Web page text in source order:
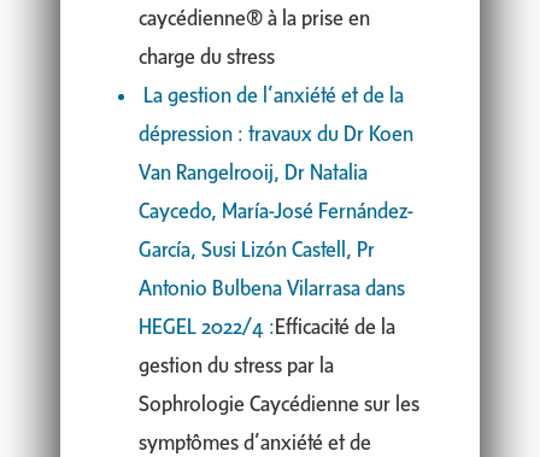
caycédienne® à la prise en
charge du stress
La gestion de l’anxiété et de la
dépression : travaux du Dr Koen
Van Rangelrooij, Dr Natalia
Caycedo, María-José Fernández-
García, Susi Lizón Castell, Pr
Antonio Bulbena Vilarrasa dans
HEGEL 2022/4 : Efficacité de la
gestion du stress par la
Sophrologie Caycédienne sur les
symptômes d’anxiété et de